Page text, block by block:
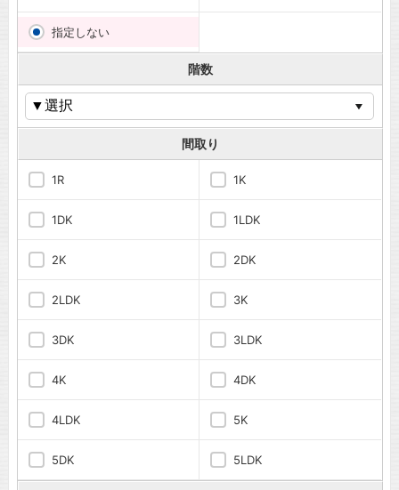
指定しない
階数
間取り
1R 1K
1DK 1LDK
2K 2DK
2LDK 3K
3DK 3LDK
4K 4DK
4LDK 5K
5DK 5LDK